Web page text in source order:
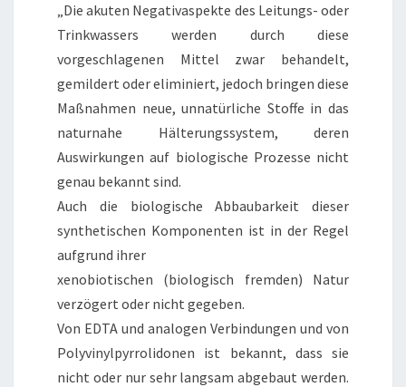
„Die akuten Negativaspekte des Leitungs- oder
Trinkwassers werden durch diese
vorgeschlagenen Mittel zwar behandelt,
gemildert oder eliminiert, jedoch bringen diese
Maßnahmen neue, unnatürliche Stoffe in das
naturnahe Hälterungssystem, deren
Auswirkungen auf biologische Prozesse nicht
genau bekannt sind.
Auch die biologische Abbaubarkeit dieser
synthetischen Komponenten ist in der Regel
aufgrund ihrer
xenobiotischen (biologisch fremden) Natur
verzögert oder nicht gegeben.
Von EDTA und analogen Verbindungen und von
Polyvinylpyrrolidonen ist bekannt, dass sie
nicht oder nur sehr langsam abgebaut werden.